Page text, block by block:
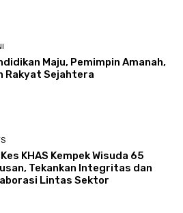
Maju, Pemimpin Amanah,
Rakyat Sejahtera
KHAS Kempek Wisuda 65
Tekankan Integritas dan
Lintas Sektor